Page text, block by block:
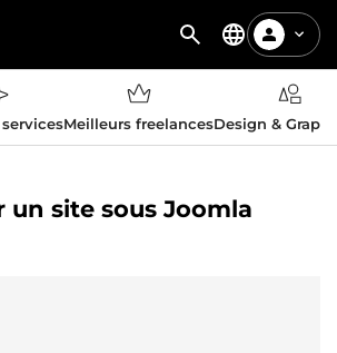
Meilleurs freelancesDesign &
un site sous Joomla